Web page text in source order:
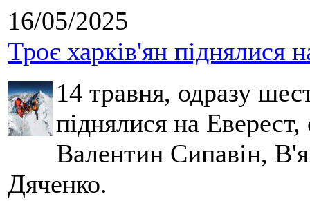
16/05/2025
Троє харків'ян піднялися
14 травня, одразу
піднялися на
Валентин Сипавін,
Дяченко.